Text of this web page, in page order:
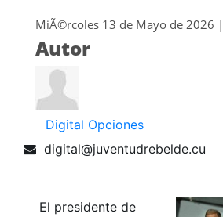
MiÃ©rcoles 13 de Mayo de 2026
Autor
Digital Opciones
digital@juventudrebelde.cu
El presidente de